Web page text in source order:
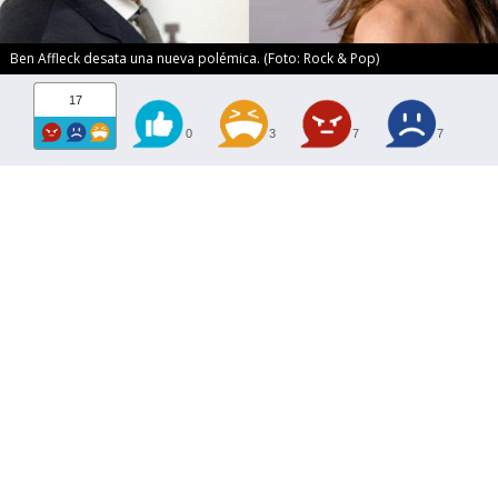
Ben Affleck desata una nueva polémica. (Foto: Rock & Pop)
17
0 3 7 7